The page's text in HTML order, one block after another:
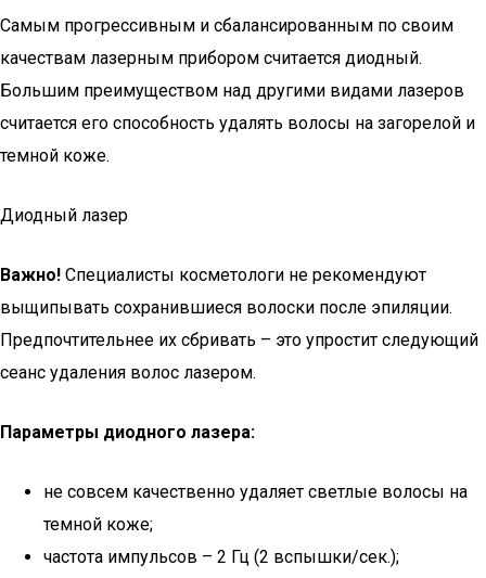
Самым прогрессивным и сбалансированным по своим
качествам лазерным прибором считается диодный.
Большим преимуществом над другими видами лазеров
считается его способность удалять волосы на загорелой и
темной коже.
Диодный лазер
Важно! Специалисты косметологи не рекомендуют
выщипывать сохранившиеся волоски после эпиляции.
Предпочтительнее их сбривать – это упростит следующий
сеанс удаления волос лазером.
Параметры диодного лазера:
не совсем качественно удаляет светлые волосы на
темной коже;
частота импульсов – 2 Гц (2 вспышки/сек.);